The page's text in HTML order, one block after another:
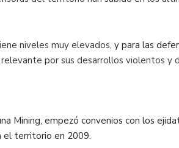
niveles muy elevados, y para las
relevante por sus desarrollos violentos y
Mining, empezó convenios con los
el territorio en 2009.